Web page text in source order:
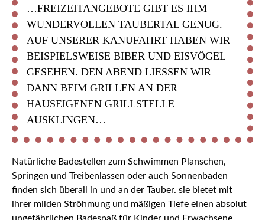
…FREIZEITANGEBOTE GIBT ES IHM
WUNDERVOLLEN TAUBERTAL GENUG.
AUF UNSERER KANUFAHRT HABEN WIR
BEISPIELSWEISE BIBER UND EISVÖGEL
GESEHEN. DEN ABEND LIESSEN WIR D
ANN BEIM GRILLEN AN DER H
AUSEIGENEN GRILLSTELLE A
USKLINGEN…
Natürliche Badestellen zum Schwimmen Planschen,
Springen und Treibenlassen oder auch Sonnenbaden
finden sich überall in und an der Tauber. sie bietet mit
ihrer milden Ströhmung und mäßigen Tiefe einen absolut